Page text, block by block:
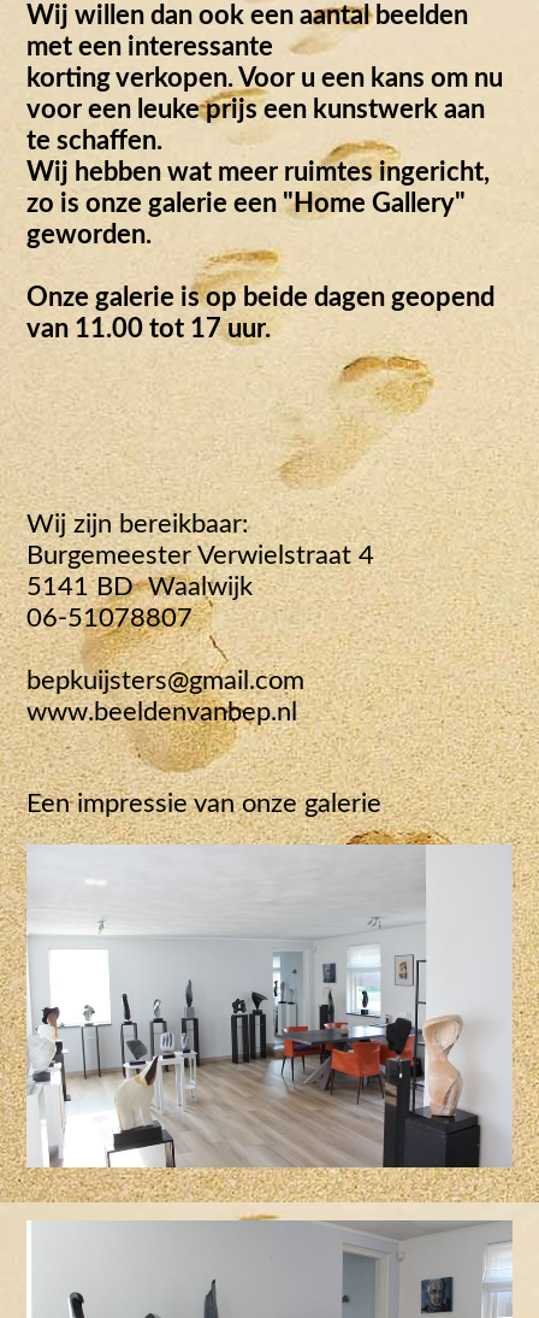
Wij willen dan ook een aantal beelden
met een interessante
korting verkopen. Voor u een kans om nu
voor een leuke prijs een kunstwerk aan
te schaffen.
Wij hebben wat meer ruimtes ingericht,
zo is onze galerie een "Home Gallery"
geworden.
Onze galerie is op beide dagen geopend
van 11.00 tot 17 uur.
Wij zijn bereikbaar:
Burgemeester Verwielstraat 4
5141 BD Waalwijk
06-51078807
bepkuijsters@gmail.com
www.beeldenvanbep.nl
Een impressie van onze galerie